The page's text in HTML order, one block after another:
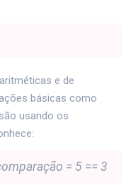
e de
básicas como
usando os
= 5 == 3